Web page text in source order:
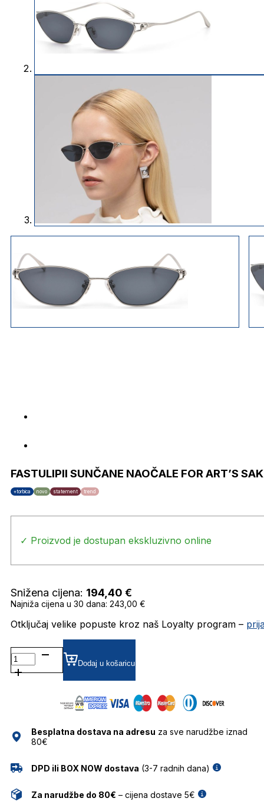
FASTULIPII SUNČANE NAOČALE FOR ART’S
+torbica novo statement trend
✓ Proizvod je dostupan ekskluzivno online
Snižena cijena: 194,40 €
Najniža cijena u 30 dana: 243,00 €
Otključaj velike popuste kroz naš Loyalty program –
FASTULIPII
SUNČANE
NAOČALE
Dodaj u košaricu
Besplatna dostava na adresu za sve narudžbe iznad
80€
DPD ili BOX NOW dostava (3-7 radnih dana)
Za narudžbe do 80€ – cijena dostave 5€